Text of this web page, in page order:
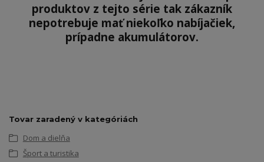
produktov z tejto série tak zákazník
nepotrebuje mať niekoľko nabíjačiek,
prípadne akumulátorov.
Tovar zaradený v kategóriách
Dom a dielňa
Šport a turistika